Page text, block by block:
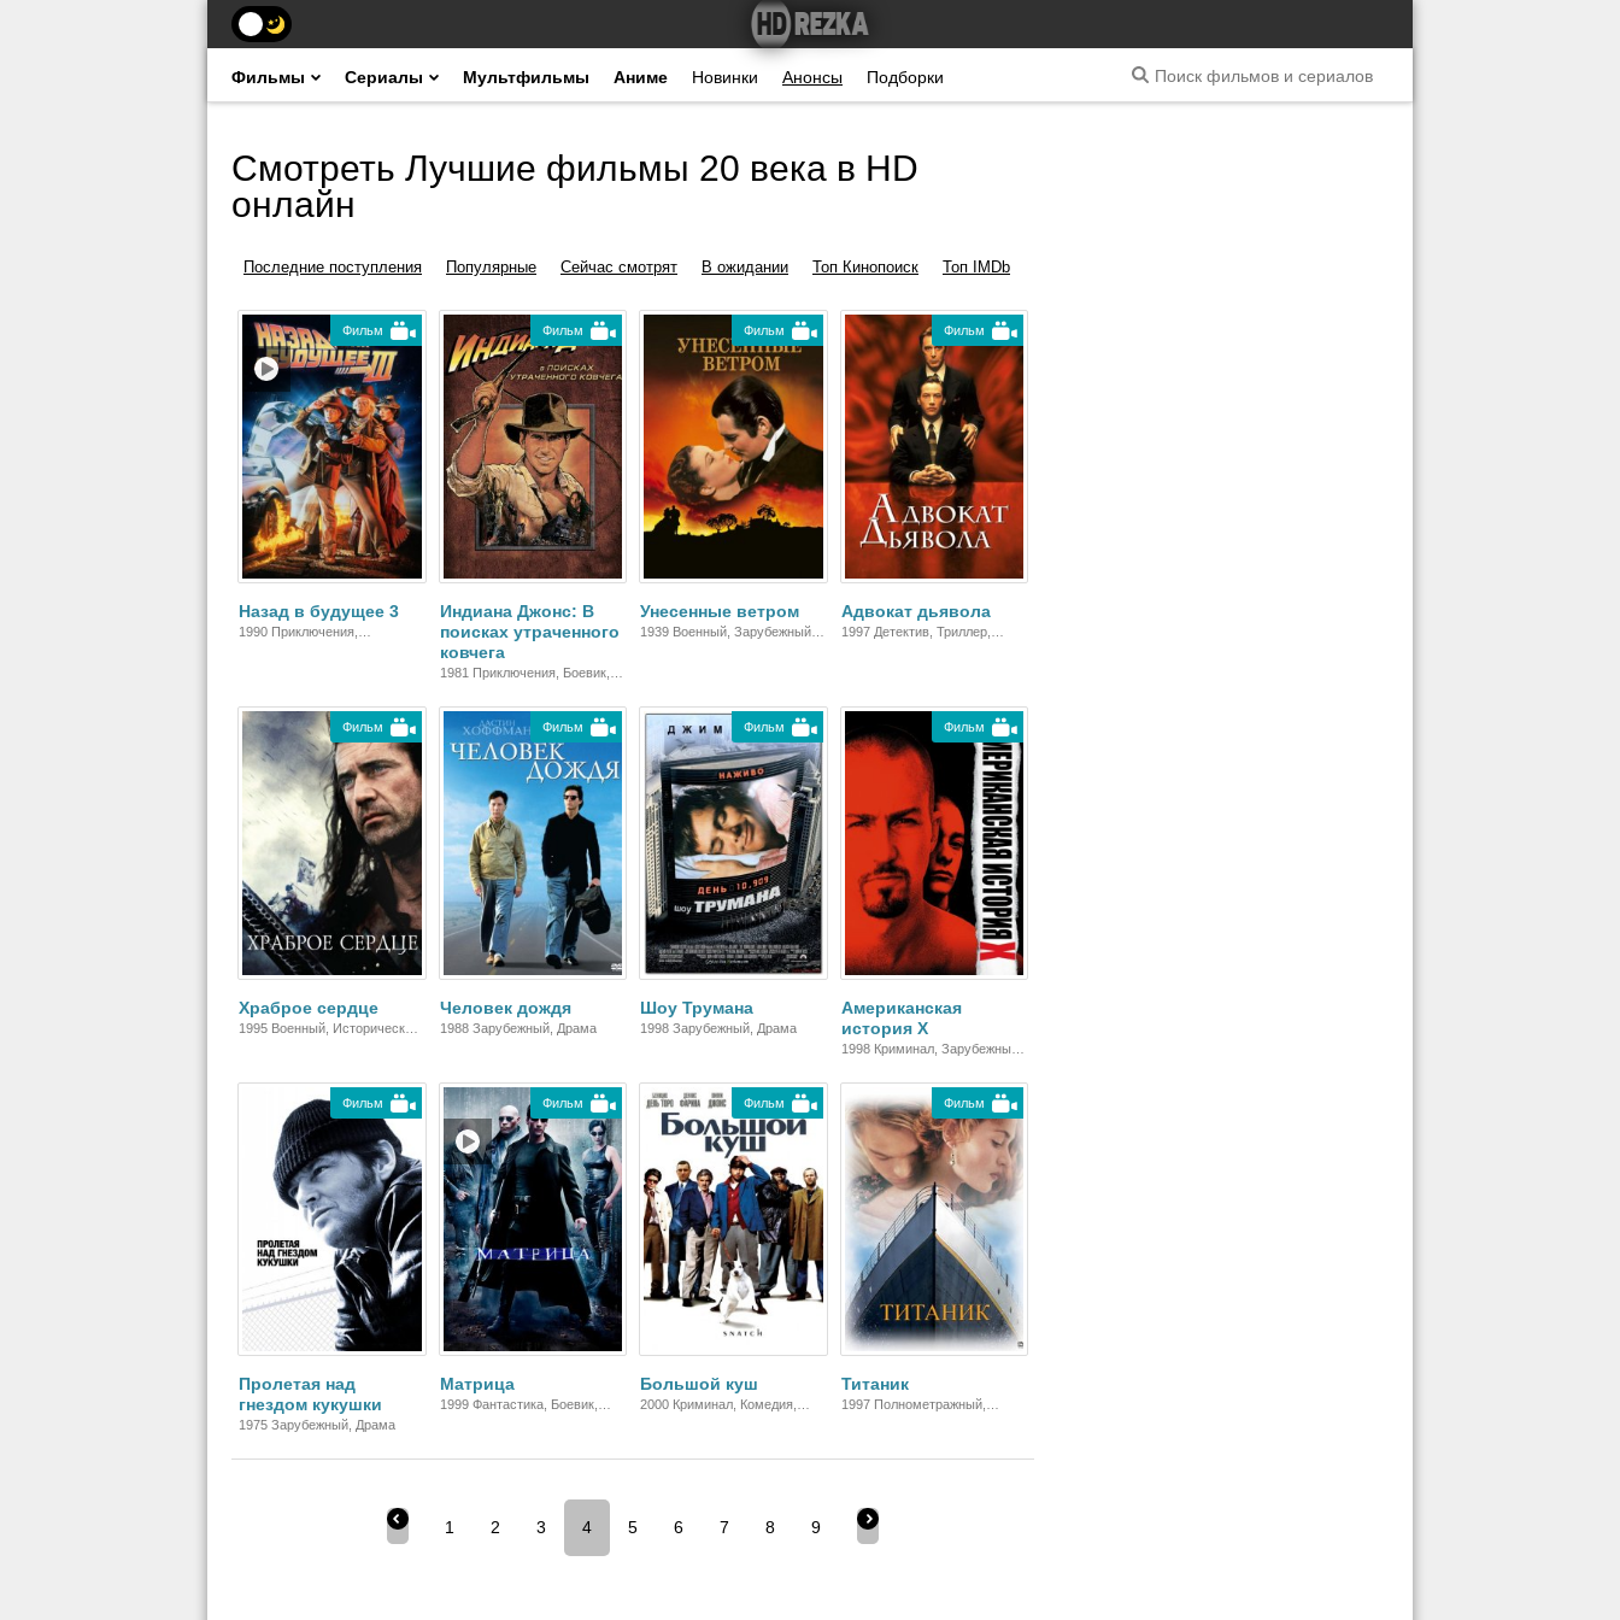
Фильмы Сериалы Мультфильмы Аниме Новинки Анонсы Подборки
Смотреть Лучшие фильмы 20 века в HD
онлайн
Последние поступления Популярные Сейчас смотрят В ожидании Топ Кинопоиск Топ IMDb
Фильм
Назад в будущее 3
1990 Приключения,
Фильм
Индиана Джонс: В
поисках утраченного
ковчега
1981 Приключения, Боевик,
Фильм
Унесенные ветром
1939 Военный, Зарубежный,
Фильм
Адвокат дьявола
1997 Детектив, Триллер,
Фильм
Храброе сердце
1995 Военный, Исторический,
Фильм
Человек дождя
1988 Зарубежный, Драма
Фильм
Шоу Трумана
1998 Зарубежный, Драма
Фильм
Американская
история X
1998 Криминал, Зарубежный,
Фильм
Пролетая над
гнездом кукушки
1975 Зарубежный, Драма
Фильм
Матрица
1999 Фантастика, Боевик,
Фильм
Большой куш
2000 Криминал, Комедия,
Фильм
Титаник
1997 Полнометражный,
1 2 3 4 5 6 7 8 9